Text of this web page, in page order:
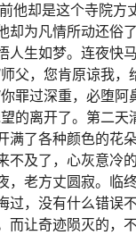
他却是这个寺院方
却为凡情所动还俗
人生如梦。连夜快
父，您肯原谅我
罪过深重，必堕
的离开了。第二
满了各种颜色的花
不及了，心灰意冷
老方丈圆寂。临
，没有什么错误
而让奇迹陨灭的，